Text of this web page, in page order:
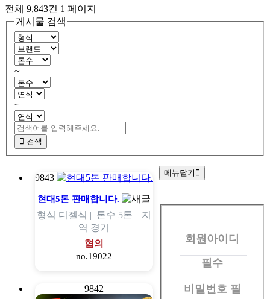
전체 9,843건 1 페이지
게시물 검색
~
~
검색
9843
현대5톤 판매합니다.
형식 디젤식 | 톤수 5톤 | 지
역 경기
협의
no.19022
9842
메뉴닫기
회
회원아이디
필수
비밀번호 필